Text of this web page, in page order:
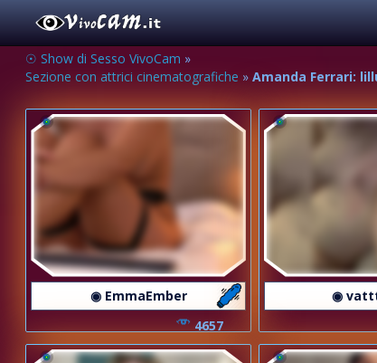
☉ Show di Sesso VivoCam »
Sezione con attrici cinematografiche »Amanda Ferrari:
◉ EmmaEmber
4657
◉